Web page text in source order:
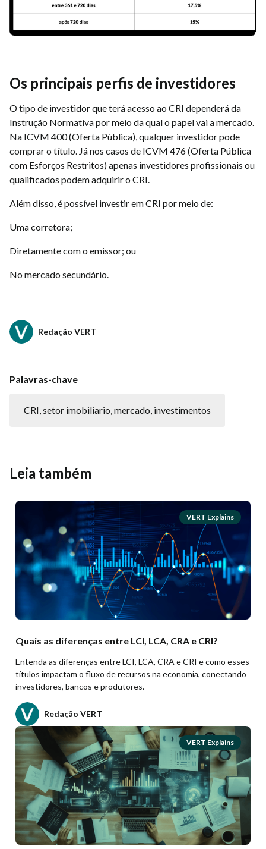
Os principais perfis de investidores
O tipo de investidor que terá acesso ao CRI dependerá da
Instrução Normativa por meio da qual o papel vai a mercado.
Na ICVM 400 (Oferta Pública), qualquer investidor pode
comprar o título. Já nos casos de ICVM 476 (Oferta Pública
com Esforços Restritos) apenas investidores profissionais ou
qualificados podem adquirir o CRI.
Além disso, é possível investir em CRI por meio de:
Uma corretora;
Diretamente com o emissor; ou
No mercado secundário.
Redação VERT
Palavras-chave
CRI, setor imobiliario, mercado, investimentos
Leia também
VERT Explains
Quais as diferenças entre LCI, LCA, CRA e CRI?
Entenda as diferenças entre LCI, LCA, CRA e CRI e como esses
títulos impactam o fluxo de recursos na economia, conectando
investidores, bancos e produtores.
Redação VERT
VERT Explains